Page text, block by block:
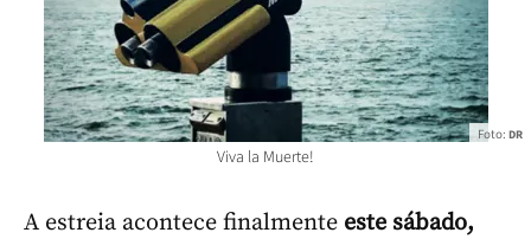
Viva la Muerte!
Foto: DR
A estreia acontece finalmente este sábado,